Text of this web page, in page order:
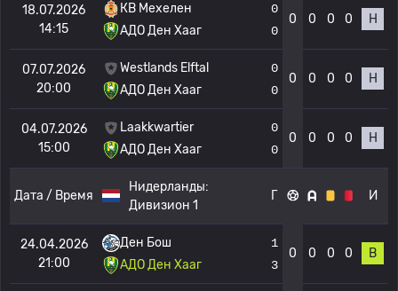
18.07.2026
14:15
КВ Мехелен
АДО Ден Хааг
0
0
0 0 0 0 Н
07.07.2026
20:00
Westlands Elftal
АДО Ден Хааг
0
0
0 0 0 0 Н
04.07.2026
15:00
Laakkwartier
АДО Ден Хааг
0
0
0 0 0 0 Н
Дата / Время
Нидерланды:
Дивизион 1
Г И
24.04.2026
21:00
Ден Бош
АДО Ден Хааг
1
3
0 0 0 0 В